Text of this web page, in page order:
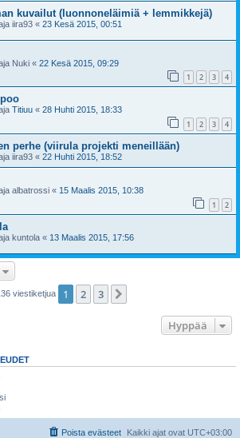
kuvailut (luonnoneläimiä + lemmikkejä)
iira93 « 23 Kesä 2015, 00:51
Nuki « 22 Kesä 2015, 09:29
1 2 3 4
Titiuu « 28 Huhti 2015, 18:33
1 2 3 4
perhe (viirula projekti meneillään)
iira93 « 22 Huhti 2015, 18:52
albatrossi « 15 Maalis 2015, 10:38
1 2
kuntola « 13 Maalis 2015, 17:56
viestiketjua 1 2 3
Hyppää
Kaikki ajat ovat UTC+03:00
Poista evästeet